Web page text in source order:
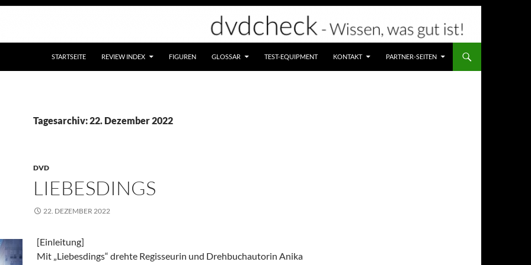
STARTSEITE REVIEW INDEX FIGUREN GLOSSAR TEST-EQUIPMENT KONTAKT PARTNER-SEITEN
Tagesarchiv: 22. Dezember 2022
DVD
LIEBESDINGS
22. DEZEMBER 2022
[Einleitung]
Mit „Liebesdings“ drehte Regisseurin und Drehbuchautorin Anika